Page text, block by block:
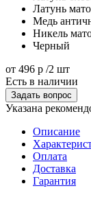
Латунь
Медь
Никель
Черный
от 496 р /2 шт
Есть в наличии
Задать вопрос
Указана
Описание
Оплата
Доставка
Гарантия